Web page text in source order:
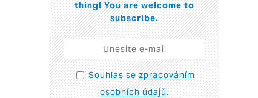
thing! You are welcome to
subscribe.
Souhlas sezpracováním
osobních údajů.